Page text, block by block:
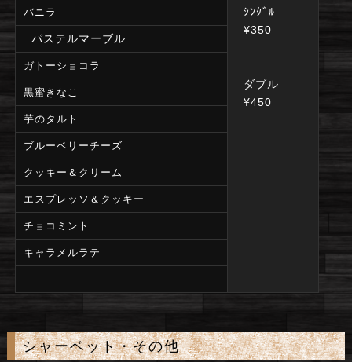
バニラ
ｼﾝｸﾞﾙ
¥350
ダブル
¥450
パステルマーブル
ガトーショコラ
黒蜜きなこ
芋のタルト
ブルーベリーチーズ
クッキー＆クリーム
エスプレッソ＆クッキー
チョコミント
キャラメルラテ
シャーベット・その他